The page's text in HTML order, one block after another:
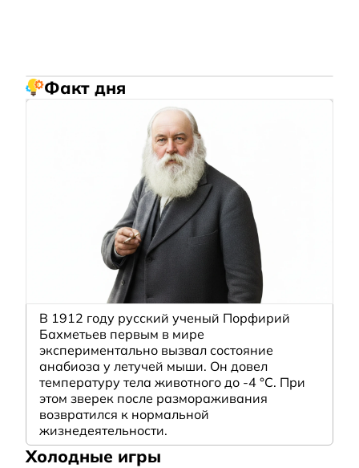
Факт дня
В 1912 году русский ученый Порфирий
Бахметьев первым в мире
экспериментально вызвал состояние
анабиоза у летучей мыши. Он довел
температуру тела животного до -4 °C. При
этом зверек после размораживания
возвратился к нормальной
жизнедеятельности.
Холодные игры